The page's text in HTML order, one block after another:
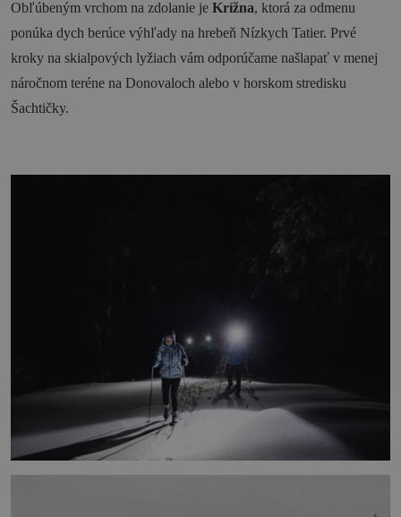
Obľúbeným vrchom na zdolanie je Krížna, ktorá za odmenu
ponúka dych berúce výhľady na hrebeň Nízkych Tatier. Prvé
kroky na skialpových lyžiach vám odporúčame našlapať v menej
náročnom teréne na Donovaloch alebo v horskom stredisku
Šachtičky.